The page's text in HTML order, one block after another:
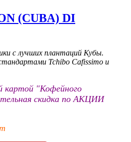
(CUBA) DI
с лучших плантаций Кубы.
Tchibo Cafissimo и
картой "Кофейного
скидка по АКЦИИ